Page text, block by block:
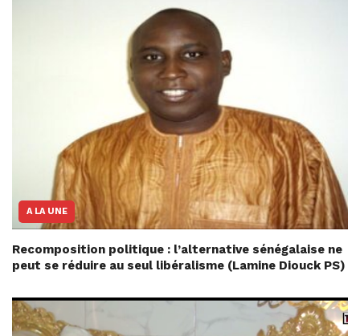
A LA UNE
Recomposition politique : l’alternative sénégalaise ne
peut se réduire au seul libéralisme (Lamine Diouck PS)